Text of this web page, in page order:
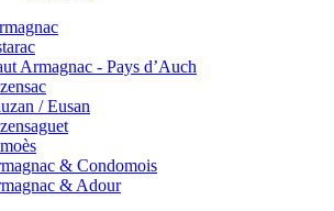
Armagnac - Pays d’Auch
/ Eusan
& Condomois
& Adour